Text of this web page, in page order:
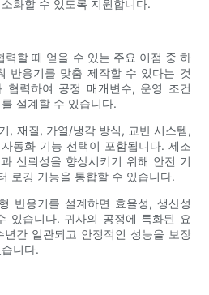
화할 수 있도록 지원합니다.
력할 때 얻을 수 있는 주요 이점 중 하
반응기를 맞춤 제작할 수 있다는 것
협력하여 공정 매개변수, 운영 조건
설계할 수 있습니다.
, 재질, 가열/냉각 방식, 교반 시스템,
동화 기능 선택이 포함됩니다. 제조
신뢰성을 향상시키기 위해 안전 기
로깅 기능을 통합할 수 있습니다.
반응기를 설계하면 효율성, 생산성
있습니다. 귀사의 공정에 특화된 요
간 일관되고 안정적인 성능을 보장
니다.